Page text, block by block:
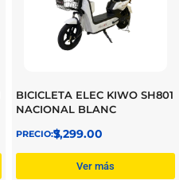
BICICLETA ELEC KIWO SH801
NACIONAL BLANC
$
7,299.00
Ver más